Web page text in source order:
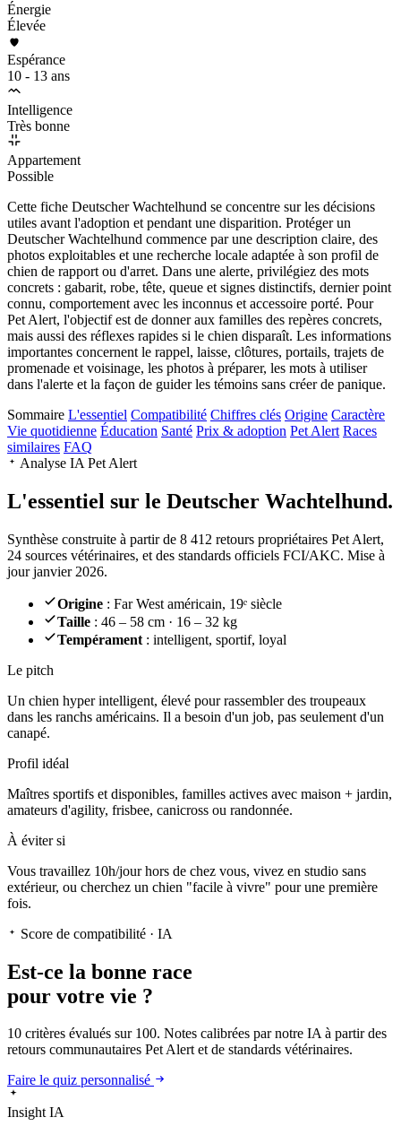
Énergie
Élevée
Espérance
10 - 13 ans
Intelligence
Très bonne
Appartement
Possible
Cette fiche Deutscher Wachtelhund se concentre sur les décisions
utiles avant l'adoption et pendant une disparition. Protéger un
Deutscher Wachtelhund commence par une description claire, des
photos exploitables et une recherche locale adaptée à son profil de
chien de rapport ou d'arret. Dans une alerte, privilégiez des mots
concrets : gabarit, robe, tête, queue et signes distinctifs, dernier point
connu, comportement avec les inconnus et accessoire porté. Pour
Pet Alert, l'objectif est de donner aux familles des repères concrets,
mais aussi des réflexes rapides si le chien disparaît. Les informations
importantes concernent le rappel, laisse, clôtures, portails, trajets de
promenade et voisinage, les photos à préparer, les mots à utiliser
dans l'alerte et la façon de guider les témoins sans créer de panique.
Sommaire L'essentiel Compatibilité Chiffres clés Origine Caractère
Vie quotidienne Éducation Santé Prix & adoption Pet Alert Races
similaires FAQ
Analyse IA Pet Alert
L'essentiel sur le Deutscher Wachtelhund.
Synthèse construite à partir de 8 412 retours propriétaires Pet Alert,
24 sources vétérinaires, et des standards officiels FCI/AKC. Mise à
jour janvier 2026.
Origine : Far West américain, 19ᵉ siècle
Taille : 46 – 58 cm · 16 – 32 kg
Tempérament : intelligent, sportif, loyal
Le pitch
Un chien hyper intelligent, élevé pour rassembler des troupeaux
dans les ranchs américains. Il a besoin d'un job, pas seulement d'un
canapé.
Profil idéal
Maîtres sportifs et disponibles, familles actives avec maison + jardin,
amateurs d'agility, frisbee, canicross ou randonnée.
À éviter si
Vous travaillez 10h/jour hors de chez vous, vivez en studio sans
extérieur, ou cherchez un chien "facile à vivre" pour une première
fois.
Score de compatibilité · IA
Est-ce la bonne race
pour votre vie ?
10 critères évalués sur 100. Notes calibrées par notre IA à partir des
retours communautaires Pet Alert et de standards vétérinaires.
Faire le quiz personnalisé
Insight IA